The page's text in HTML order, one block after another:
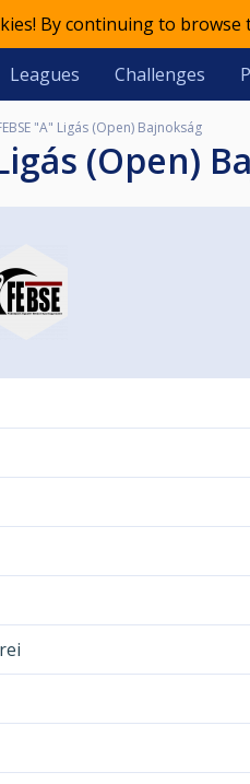
By continuing to
Leagues Challenges
"A" Ligás (Open) Bajnokság
Ligás (Open)